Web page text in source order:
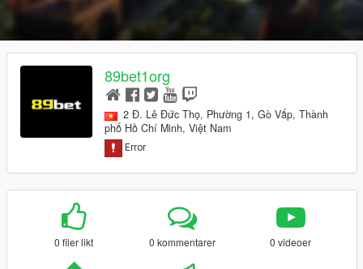
89bet1org
2 Đ. Lê Đức Thọ, Phường 1, Gò Vấp, Thành
phố Hồ Chí Minh, Việt Nam
0 filer likt 0 kommentarer 0 videoer